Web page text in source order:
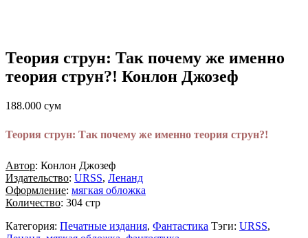
Теория струн: Так почему же именно
теория струн?! Конлон Джозеф
188.000 сум
Теория струн: Так почему же именно теория струн?!
Автор: Конлон Джозеф
Издательство: URSS, Ленанд
Оформление: мягкая обложка
Количество: 304 стр
Категория: Печатные издания, Фантастика Тэги: URSS,